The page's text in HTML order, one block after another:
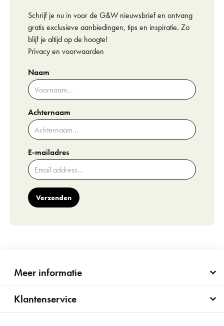
Schrijf je nu in voor de G&W nieuwsbrief en ontvang
gratis exclusieve aanbiedingen, tips en inspiratie. Zo
blijf je altijd op de hoogte!
Privacy en voorwaarden
Naam
Achternaam
E-mailadres
Verzenden
Meer informatie
Klantenservice